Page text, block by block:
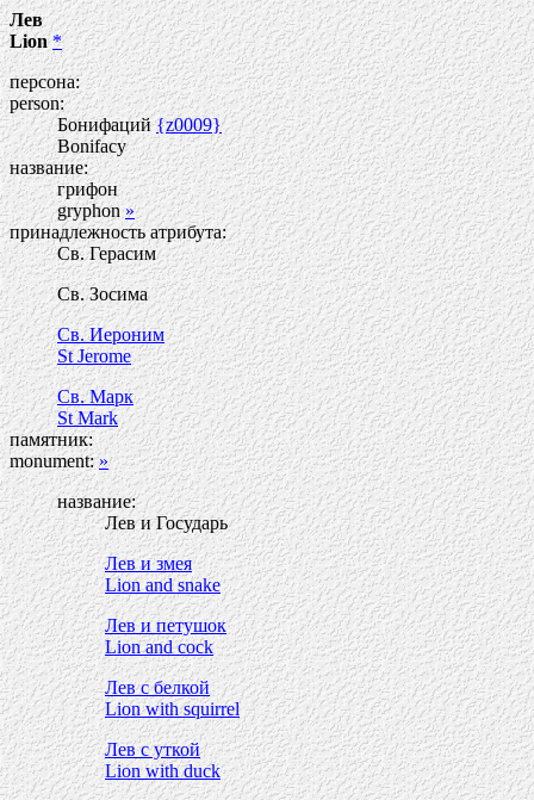
Лев
Lion *
персона:
person:
Бонифаций{z0009}
Bonifacy
название:
грифон
gryphon»
принадлежность атрибута:
Св. Герасим
Св. Зосима
Св. Иероним
St Jerome
Св. Марк
St Mark
памятник:
monument:»
название:
Лев и Государь
Лев и змея
Lion and snake
Лев и петушок
Lion and cock
Лев с белкой
Lion with squirrel
Лев с уткой
Lion with duck